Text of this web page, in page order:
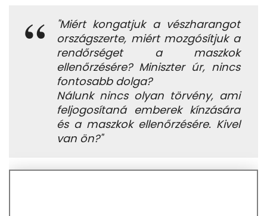
"Miért kongatjuk a vészharangot
országszerte, miért mozgósítjuk a
rendőrséget a maszkok
ellenőrzésére? Miniszter úr, nincs
fontosabb dolga?
Nálunk nincs olyan törvény, ami
feljogosítaná emberek kínzására
és a maszkok ellenőrzésére. Kivel
van ön?"